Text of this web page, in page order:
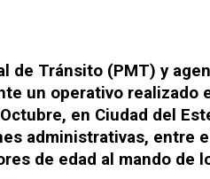
de Tránsito (PMT) y
un operativo realizado
en Ciudad del
administrativas, entre
de edad al mando de